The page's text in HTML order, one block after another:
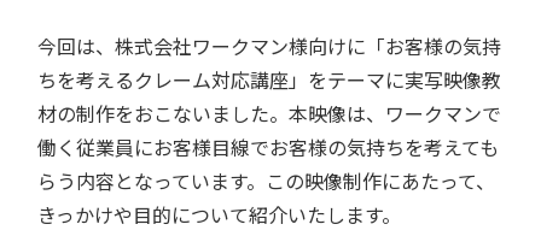
今回は、株式会社ワークマン様向けに「お客様の気持
ちを考えるクレーム対応講座」をテーマに実写映像教
材の制作をおこないました。本映像は、ワークマンで
働く従業員にお客様目線でお客様の気持ちを考えても
らう内容となっています。この映像制作にあたって、
きっかけや目的について紹介いたします。